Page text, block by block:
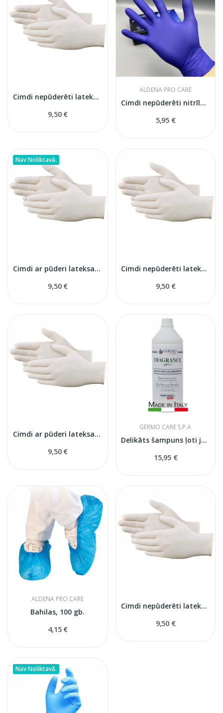
Cimdi nepūderēti lateksa L izmērs
9,50 €
ALDENA PRO CARE
Cimdi nepūderēti nitrīla XL izmērs
5,95 €
Nav Noliktavā.
Cimdi ar pūderi lateksa L izmērs
9,50 €
Cimdi nepūderēti lateksa M izmērs
9,50 €
Cimdi ar pūderi lateksa M izmērs
9,50 €
GERMO CARE S.P.A
Delikāts šampuns ļoti jūtigai ādai GermoCare
15,95 €
ALDENA PRO CARE
Bahilas, 100 gb.
4,15 €
Cimdi nepūderēti lateksa S izmērs
9,50 €
Nav Noliktavā.